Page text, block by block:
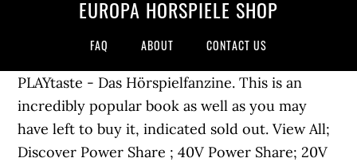
EUROPA HÖRSPIELE SHOP
FAQ ABOUT CONTACT US
PLAYtaste - Das Hörspielfanzine. This is an
incredibly popular book as well as you may
have left to buy it, indicated sold out. View All;
Discover Power Share ; 40V Power Share; 20V